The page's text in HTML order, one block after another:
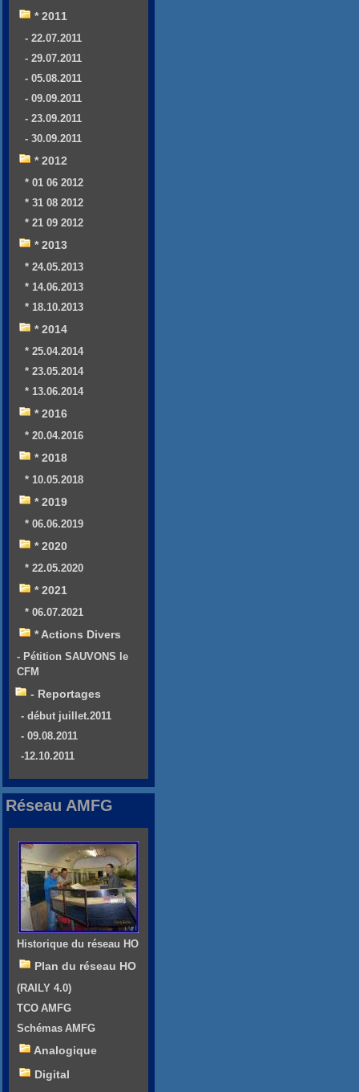
* 2011
- 22.07.2011
- 29.07.2011
- 05.08.2011
- 09.09.2011
- 23.09.2011
- 30.09.2011
* 2012
* 01 06 2012
* 31 08 2012
* 21 09 2012
* 2013
* 24.05.2013
* 14.06.2013
* 18.10.2013
* 2014
* 25.04.2014
* 23.05.2014
* 13.06.2014
* 2016
* 20.04.2016
* 2018
* 10.05.2018
* 2019
* 06.06.2019
* 2020
* 22.05.2020
* 2021
* 06.07.2021
* Actions Divers
- Pétition SAUVONS le
CFM
- Reportages
- début juillet.2011
- 09.08.2011
-12.10.2011
Réseau AMFG
Historique du réseau HO
Plan du réseau HO
(RAILY 4.0)
TCO AMFG
Schémas AMFG
Analogique
Digital